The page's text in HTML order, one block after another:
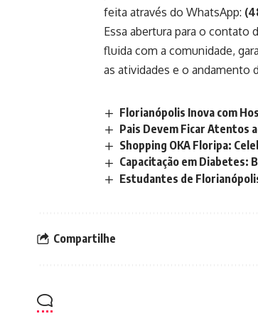
feita através do WhatsApp:
Essa abertura para o
fluida com a comunidade,
as atividades e o andamento
Florianópolis Inova com
Pais Devem Ficar Atentos
Shopping OKA Floripa:
Capacitação em Diabetes:
Estudantes de
Compartilhe